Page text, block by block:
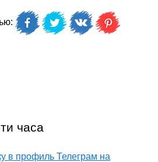
часа
в профиль Телеграм на